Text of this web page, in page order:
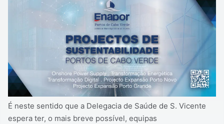
É neste sentido que a Delegacia de Saúde de S. Vicente
espera ter, o mais breve possível, equipas